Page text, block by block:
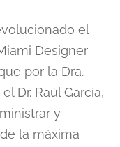
el
Designer
por la Dra.
Dr. Raúl García,
y
la máxima